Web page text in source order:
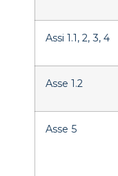
Assi 1.1, 2, 3, 4
Asse 1.2
Asse 5